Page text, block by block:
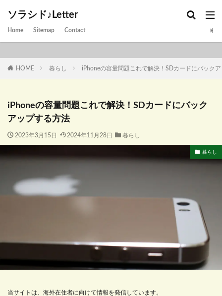
ソラシド♪Letter
Home Sitemap Contact
HOME 暮らし iPhoneの容量問題これで解決！SDカードにバック
iPhoneの容量問題これで解決！SDカードにバック
アップする方法
2023年3月15日 2024年11月28日 暮らし
暮らし
当サイトは、海外在住者に向けて情報を発信しています。